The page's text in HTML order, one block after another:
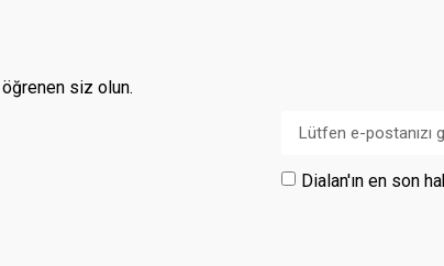
öğrenen siz olun.
Dialan'ın en son